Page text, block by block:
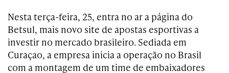
Nesta terça-feira, 25, entra no ar a página do
Betsul, mais novo site de apostas esportivas a
investir no mercado brasileiro. Sediada em
Curaçao, a empresa inicia a operação no Brasil
com a montagem de um time de embaixadores